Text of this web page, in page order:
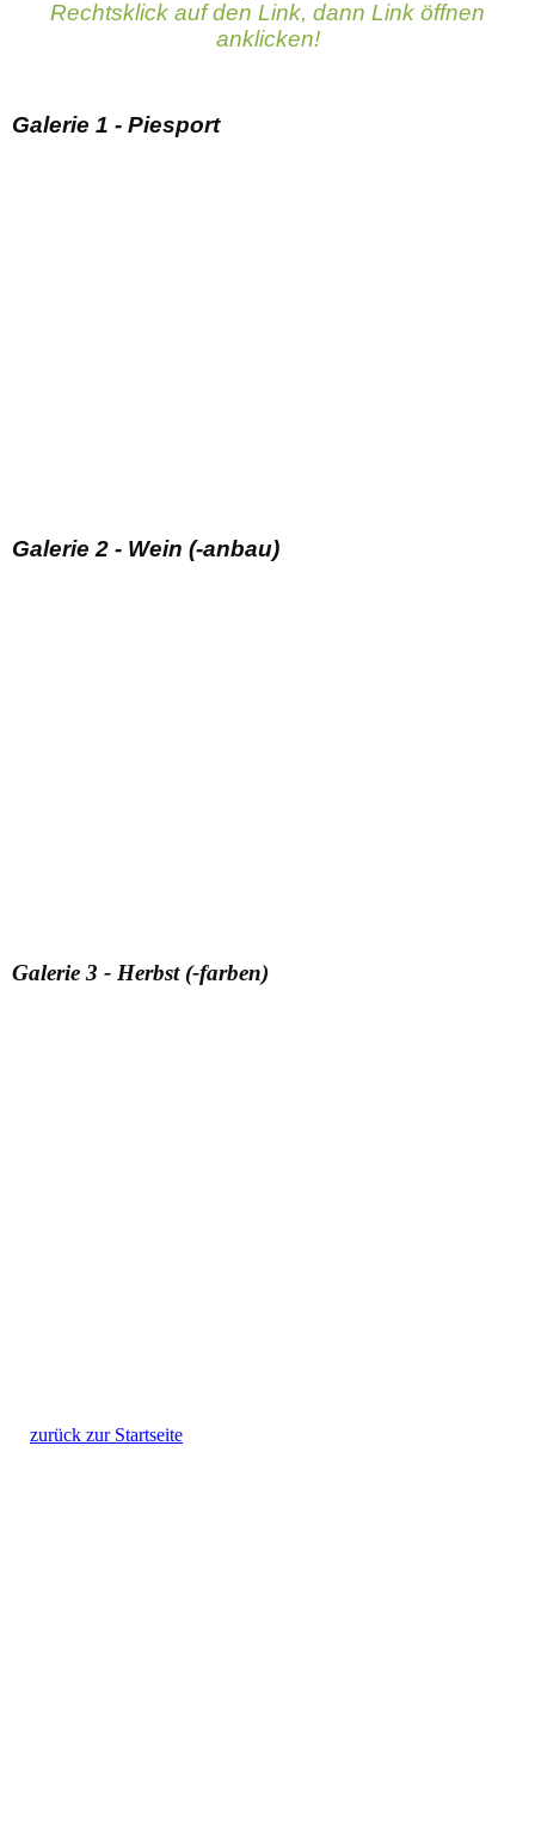
Rechtsklick auf den Link, dann Link öffnen
anklicken!
Galerie 1 - Piesport
Galerie 2 - Wein (-anbau)
Galerie 3 - Herbst (-farben)
zurück zur Startseite